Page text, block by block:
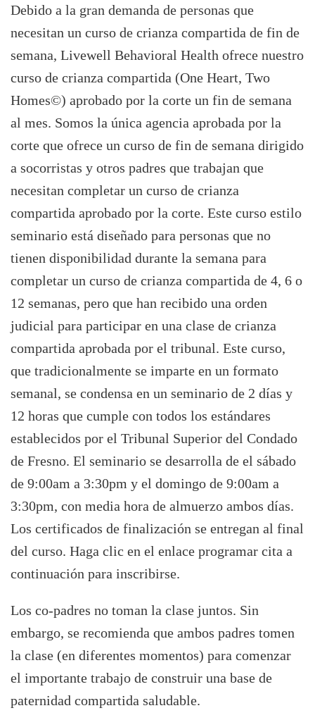
Debido a la gran demanda de personas que
necesitan un curso de crianza compartida de fin de
semana, Livewell Behavioral Health ofrece nuestro
curso de crianza compartida (One Heart, Two
Homes©) aprobado por la corte un fin de semana
al mes. Somos la única agencia aprobada por la
corte que ofrece un curso de fin de semana dirigido
a socorristas y otros padres que trabajan que
necesitan completar un curso de crianza
compartida aprobado por la corte. Este curso estilo
seminario está diseñado para personas que no
tienen disponibilidad durante la semana para
completar un curso de crianza compartida de 4, 6 o
12 semanas, pero que han recibido una orden
judicial para participar en una clase de crianza
compartida aprobada por el tribunal. Este curso,
que tradicionalmente se imparte en un formato
semanal, se condensa en un seminario de 2 días y
12 horas que cumple con todos los estándares
establecidos por el Tribunal Superior del Condado
de Fresno. El seminario se desarrolla de el sábado
de 9:00am a 3:30pm y el domingo de 9:00am a
3:30pm, con media hora de almuerzo ambos días.
Los certificados de finalización se entregan al final
del curso. Haga clic en el enlace programar cita a
continuación para inscribirse.
Los co-padres no toman la clase juntos. Sin
embargo, se recomienda que ambos padres tomen
la clase (en diferentes momentos) para comenzar
el importante trabajo de construir una base de
paternidad compartida saludable.